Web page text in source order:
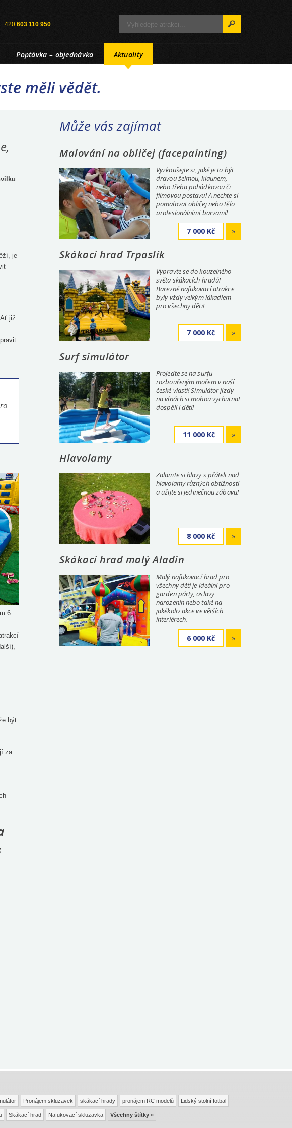
+420 603 110 950
Poptávka – objednávka Aktuality
měli vědět.
je
již
6
být
za
Může vás zajímat
Malování na obličej (facepainting)
Vyzkoušejte si, jaké je to být
dravou šelmou, klaunem,
nebo třeba pohádkovou či
filmovou postavu! A nechte si
pomalovat obličej nebo tělo
profesionálními barvami!
»
7 000 Kč
Skákací hrad Trpaslík
Vypravte se do kouzelného
světa skákacích hradů!
Barevné nafukovací atrakce
byly vždy velkým lákadlem
pro všechny děti!
»
7 000 Kč
Surf simulátor
Projeďte se na surfu
rozbouřeným mořem v naší
české vlasti! Simulátor jízdy
na vlnách si mohou vychutnat
dospělí i děti!
»
11 000 Kč
Hlavolamy
Zalamte si hlavy s přáteli nad
hlavolamy různých obtížností
a užijte si jedinečnou zábavu!
»
8 000 Kč
Skákací hrad malý Aladin
Malý nafukovací hrad pro
všechny děti je ideální pro
garden párty, oslavy
narozenin nebo také na
jakékoliv akce ve větších
interiérech.
»
6 000 Kč
Pronájem skluzavek skákací hrady pronájem RC modelů Lidský stolní fotbal
Skákací hrad Nafukovací skluzavka Všechny štítky »